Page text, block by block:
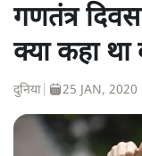
गणतंत्र
क्या कहा था
दुनिया 25 JAN, 2020